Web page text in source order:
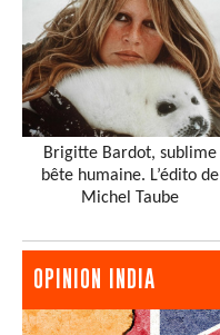
Brigitte Bardot, sublime
bête humaine. L’édito de
Michel Taube
OPINION INDIA